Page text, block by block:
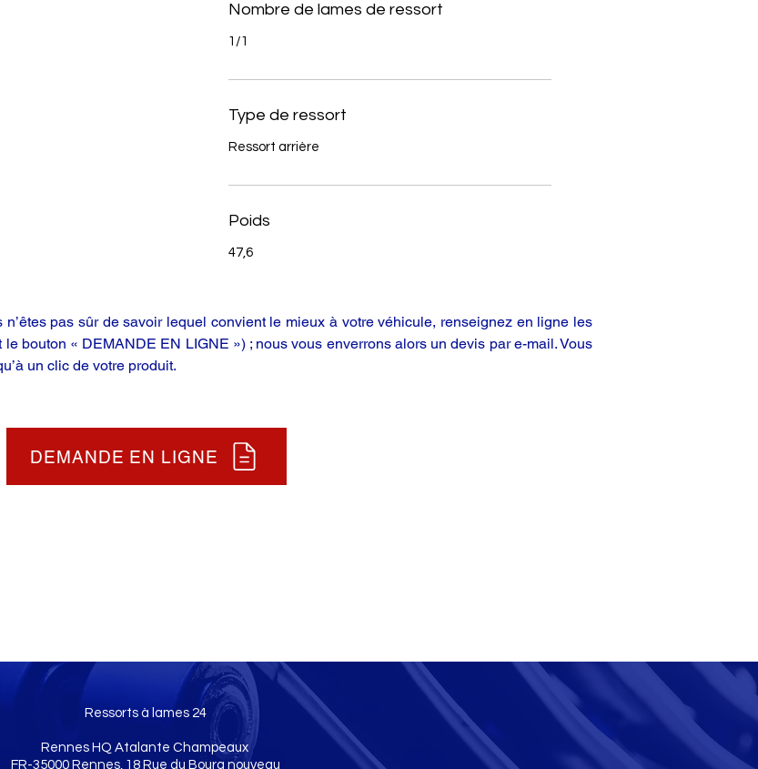
Nombre de lames de ressort
1/1
Type de ressort
Ressort arrière
Poids
47,6
pas sûr de savoir lequel convient le mieux à votre véhicule, renseignez en ligne les
bouton « DEMANDE EN LIGNE ») ; nous vous enverrons alors un devis par e-mail. Vous
un clic de votre produit.
DEMANDE EN LIGNE
Ressorts à lames 24
Rennes HQ Atalante Champeaux
FR-35000 Rennes, 18 Rue du Bourg nouveau